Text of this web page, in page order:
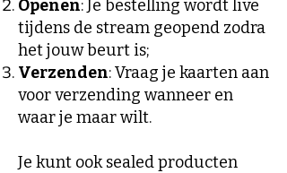
Openen: Je bestelling wordt live
tijdens de stream geopend zodra
het jouw beurt is;
Verzenden: Vraag je kaarten aan
voor verzending wanneer en
waar je maar wilt.
Je kunt ook sealed producten